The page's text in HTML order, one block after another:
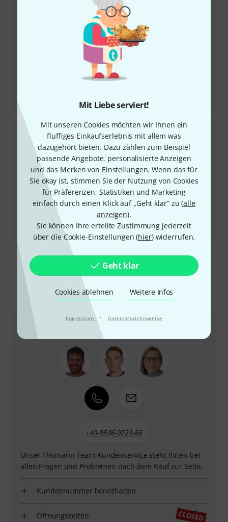
Mit Liebe serviert!
Mit unseren Cookies möchten wir Ihnen ein
fluffiges Einkaufserlebnis mit allem was
dazugehört bieten. Dazu zählen zum Beispiel
passende Angebote, personalisierte Anzeigen
und das Merken von Einstellungen. Wenn das für
Sie okay ist, stimmen Sie der Nutzung von Cookies
für Präferenzen, Statistiken und Marketing
einfach durch einen Klick auf „Geht klar“ zu (alle
anzeigen).
Sie können Ihre erteilte Zustimmung jederzeit
über die Cookie-Einstellungen (hier) widerrufen.
Geht klar
Cookies ablehnen Weitere Infos
Impressum · Datenschutzhinweise
Testbericht
Universal Audio Manley VOXBOX
Mehr anzeigen
So erreichen Sie uns
Kundenservice
+49-9546-9223-66
Unser Thomann Team Kundenservice steht Ihnen bei
allen Fragen und Problemen nach dem Kauf zur Seite.
Kundennummer bereithalten
Öffnungszeiten